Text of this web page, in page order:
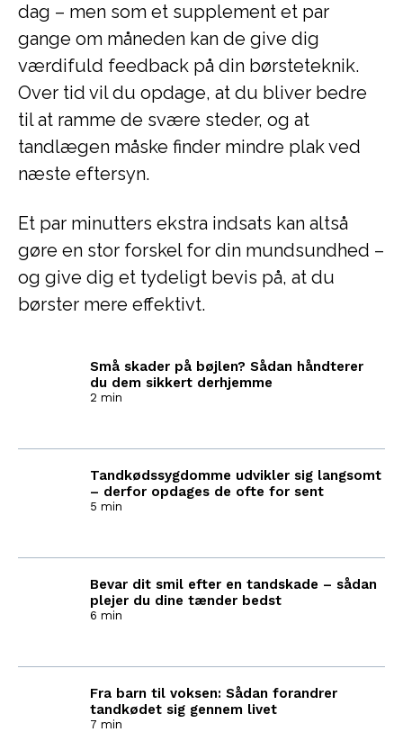
dag – men som et supplement et par
gange om måneden kan de give dig
værdifuld feedback på din børsteteknik.
Over tid vil du opdage, at du bliver bedre
til at ramme de svære steder, og at
tandlægen måske finder mindre plak ved
næste eftersyn.
Et par minutters ekstra indsats kan altså
gøre en stor forskel for din mundsundhed –
og give dig et tydeligt bevis på, at du
børster mere effektivt.
Små skader på bøjlen? Sådan håndterer
du dem sikkert derhjemme
2 min
Tandkødssygdomme udvikler sig langsomt
– derfor opdages de ofte for sent
5 min
Bevar dit smil efter en tandskade – sådan
plejer du dine tænder bedst
6 min
Fra barn til voksen: Sådan forandrer
tandkødet sig gennem livet
7 min